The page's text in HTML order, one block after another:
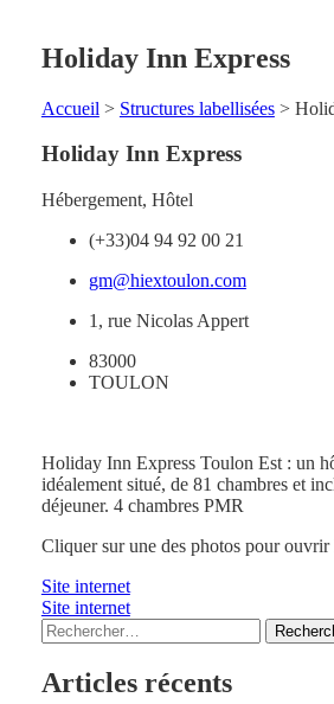
Holiday Inn Express
Accueil > Structures labellisées>
Holiday Inn Express
Hébergement, Hôtel
(+33)04 94 92 00 21
gm@hiextoulon.com
1, rue Nicolas Appert
83000
TOULON
Holiday Inn Express Toulon Est : un
idéalement situé, de 81 chambres et
déjeuner. 4 chambres PMR
Cliquer sur une des photos pour ouvrir
Site internet
Site internet
Rechercher :
Articles récents